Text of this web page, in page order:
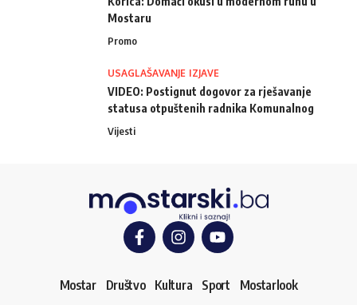
Mostaru
Promo
USAGLAŠAVANJE IZJAVE
VIDEO: Postignut dogovor za rješavanje
statusa otpuštenih radnika Komunalnog
Vijesti
Mostar Društvo Kultura Sport Mostarlook